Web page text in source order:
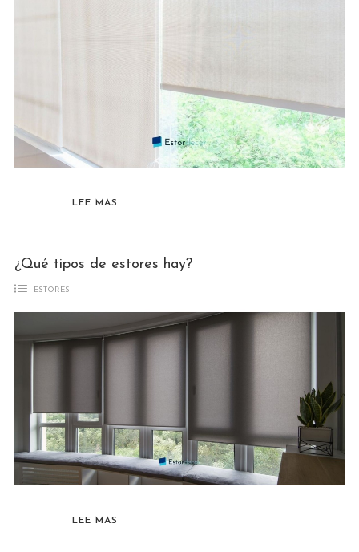
LEE MAS
¿Qué tipos de estores hay?
ESTORES
LEE MAS